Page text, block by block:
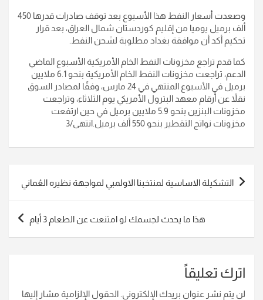
وصعدت أسعار النفط هذا الأسبوع بعد توقف صادرات قدرها 450
ألف برميل يوميا من إقليم كوردستان شمال العراق، بعد قرار
تحكيم أكد أن موافقة بغداد مطلوبة لشحن النفط.
كما قدم تراجع مخزونات النفط الخام الأمريكية الأسبوع الماضي
الدعم، تراجعت مخزونات النفط الخام الأمريكية بنحو 6.1 ملايين
برميل في الأسبوع المنتهي في 24 مارس، وفقًا لمصادر السوق
نقلاً عن أرقام معهد البترول الأمريكي يوم الثلاثاء، وتراجعت
مخزونات البنزين بنحو 5.9 ملايين برميل في حين ارتفعت
مخزونات نواتج التقطير بنحو 550 ألف برميل.انتهى/3
تصفّح
المقالات
التشكيلة الاساسية لمنتخبنا الاولمبي لمواجهة نظيره العُماني
هذا ما يحدث لجسمك لو امتنعت عن الطعام 3 أيام
اترك تعليقاً
لن يتم نشر عنوان بريدك الإلكتروني. الحقول الإلزامية مشار إليها